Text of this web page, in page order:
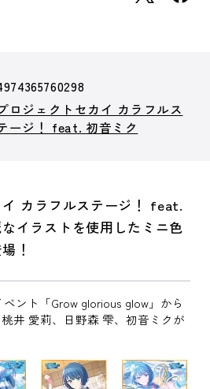
ロジェクトセカイ カラフルス
ージ！ feat. 初音ミク
イ カラフルステージ！ feat.
イラストを使用したミニ色
！
ント「Grow glorious glow」から
井 愛莉、日野森 雫、初音ミクが